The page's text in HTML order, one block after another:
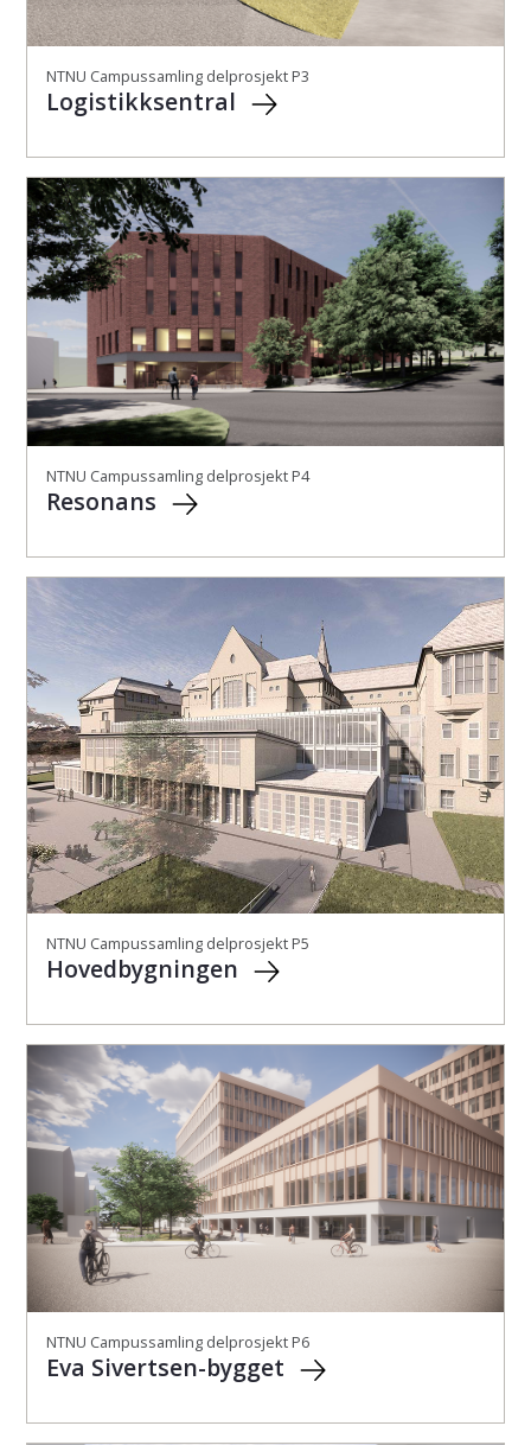
NTNU Campussamling delprosjekt P3
Logistikksentral
NTNU Campussamling delprosjekt P4
Resonans
NTNU Campussamling delprosjekt P5
Hovedbygningen
NTNU Campussamling delprosjekt P6
Eva Sivertsen-bygget